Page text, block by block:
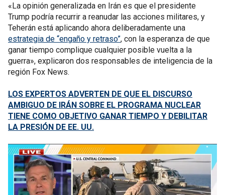
«La opinión generalizada en Irán es que el presidente
Trump podría recurrir a reanudar las acciones militares, y
Teherán está aplicando ahora deliberadamente una
estrategia de “engaño y retraso”, con la esperanza de que
ganar tiempo complique cualquier posible vuelta a la
guerra», explicaron dos responsables de inteligencia de la
región Fox News.
LOS EXPERTOS ADVERTEN DE QUE EL DISCURSO
AMBIGUO DE IRÁN SOBRE EL PROGRAMA NUCLEAR
TIENE COMO OBJETIVO GANAR TIEMPO Y DEBILITAR
LA PRESIÓN DE EE. UU.